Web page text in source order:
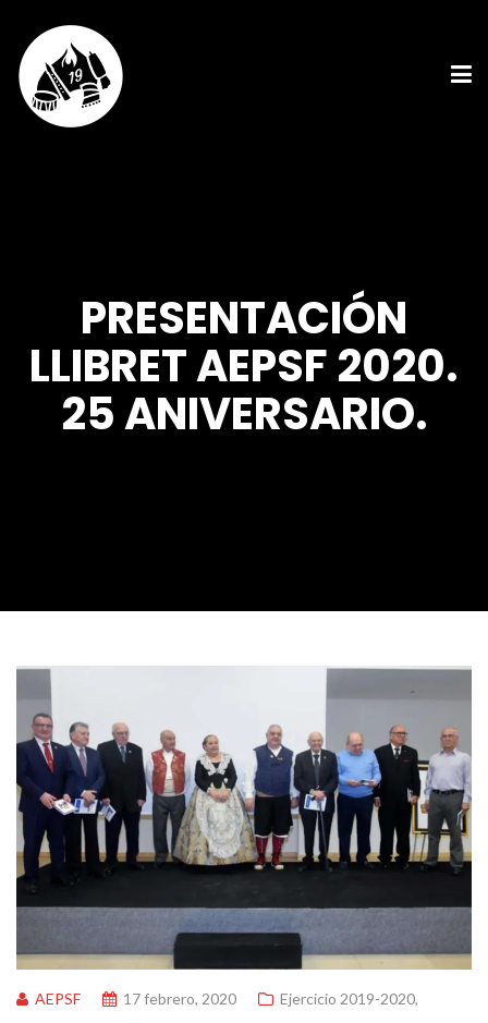
PRESENTACIÓN
LLIBRET AEPSF 2020.
25 ANIVERSARIO.
AEPSF 17 febrero, 2020 Ejercicio 2019-2020,